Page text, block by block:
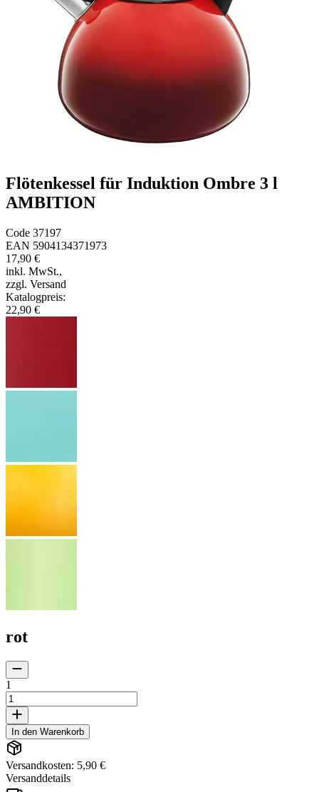
Flötenkessel für Induktion Ombre 3 l
AMBITION
Code 37197
EAN 5904134371973
17,90 €
inkl. MwSt.,
zzgl. Versand
Katalogpreis:
22,90 €
rot
1
In den Warenkorb
Versandkosten: 5,90 €
Versanddetails